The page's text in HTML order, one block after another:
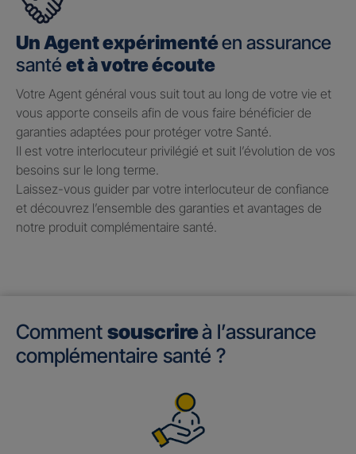
Un Agent expérimentéen assurance
santé et à votre écoute
Votre Agent général vous suit tout au long de votre vie et
vous apporte conseils afin de vous faire bénéficier de
garanties adaptées pour protéger votre Santé.​
Il est votre interlocuteur privilégié et suit l’évolution de vos
besoins sur le long terme.​
Laissez-vous guider par votre interlocuteur de confiance
et découvrez l’ensemble des garanties et avantages de
notre produit complémentaire santé.
Comment souscrireà l’assurance
complémentaire santé ?